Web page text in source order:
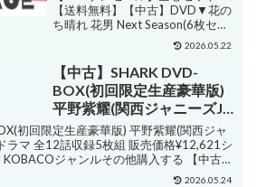
話～第11話 最終 レンタル落
ち
【送料無料】【中古】DVD▼花の
ち晴れ 花男 Next Season(6枚セッ
ト)第1話～第11話 最終 レンタル落
ち 販売価格¥6,029ショップ名遊
ING 時津店ジャンルロマンス・ラ
ブストーリー購入する ・杉...
2026.05.22
【中古】SHARK DVD-
BOX(初回限定生産豪華版)
平野紫耀(関西ジャニーズJr.)
主演 青春群像ドラマ 全12話
収録5枚組
初回限定生産豪華版) 平野紫耀(関西ジャ
ラマ 全12話収録5枚組 販売価格¥12,621シ
ジャンルその他購入する 【中古】
2026.05.24